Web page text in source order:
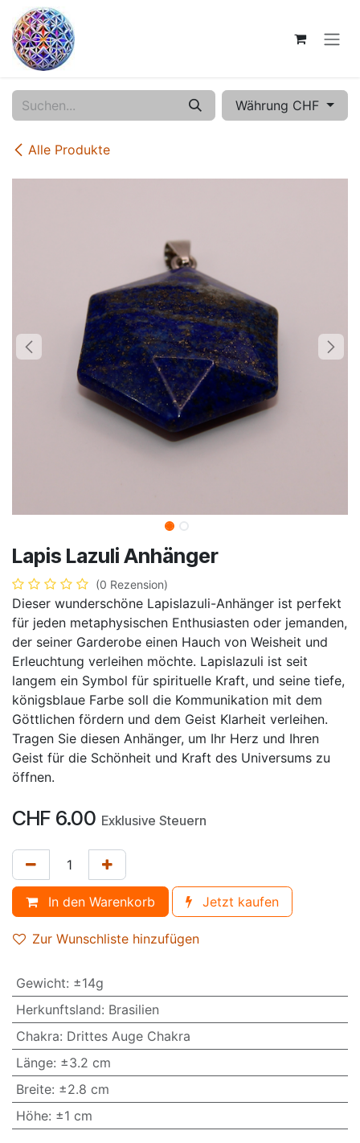
Zum Inhalt springen
Alle Produkte
Währung CHF
Lapis Lazuli Anhänger
(0 Rezension)
Dieser wunderschöne Lapislazuli-Anhänger ist perfekt
für jeden metaphysischen Enthusiasten oder jemanden,
der seiner Garderobe einen Hauch von Weisheit und
Erleuchtung verleihen möchte. Lapislazuli ist seit
langem ein Symbol für spirituelle Kraft, und seine tiefe,
königsblaue Farbe soll die Kommunikation mit dem
Göttlichen fördern und dem Geist Klarheit verleihen.
Tragen Sie diesen Anhänger, um Ihr Herz und Ihren
Geist für die Schönheit und Kraft des Universums zu
öffnen.
CHF 6.00 Exklusive Steuern
In den Warenkorb Jetzt kaufen
Zur Wunschliste hinzufügen
Gewicht: ±14g
Herkunftsland: Brasilien
Chakra: Drittes Auge Chakra
Länge: ±3.2 cm
Breite: ±2.8 cm
Höhe: ±1 cm